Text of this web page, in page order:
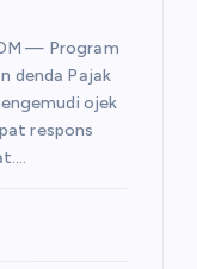
— Program
denda Pajak
ojek
respons